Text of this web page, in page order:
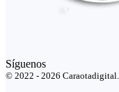
Síguenos
© 2022 - 2026